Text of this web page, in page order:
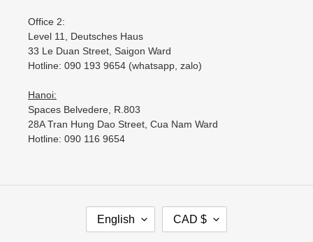
Office 2:
Level 11, Deutsches Haus
33 Le Duan Street, Saigon Ward
Hotline: 090 193 9654 (whatsapp, zalo)
Hanoi:
Spaces Belvedere, R.803
28A Tran Hung Dao Street, Cua Nam Ward
Hotline: 090 116 9654
English CAD $